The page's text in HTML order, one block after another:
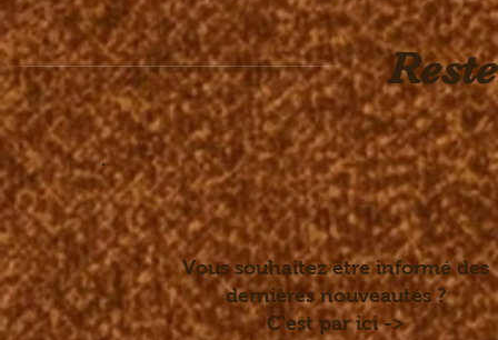
Vous souhaitez être informé des
dernières nouveautés ?
C'est par ici ->